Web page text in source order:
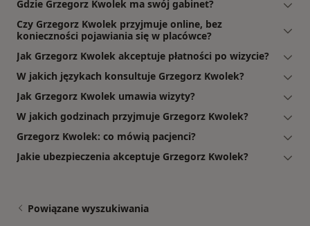
Gdzie Grzegorz Kwolek ma swój gabinet?
Czy Grzegorz Kwolek przyjmuje online, bez
konieczności pojawiania się w placówce?
Jak Grzegorz Kwolek akceptuje płatności po wizycie?
W jakich językach konsultuje Grzegorz Kwolek?
Jak Grzegorz Kwolek umawia wizyty?
W jakich godzinach przyjmuje Grzegorz Kwolek?
Grzegorz Kwolek: co mówią pacjenci?
Jakie ubezpieczenia akceptuje Grzegorz Kwolek?
Powiązane wyszukiwania